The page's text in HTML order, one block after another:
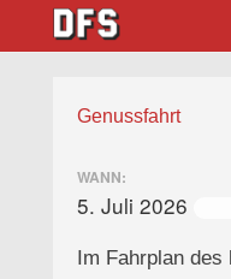
Genussfahrt
WANN:
5. Juli 2026
Im Fahrplan des